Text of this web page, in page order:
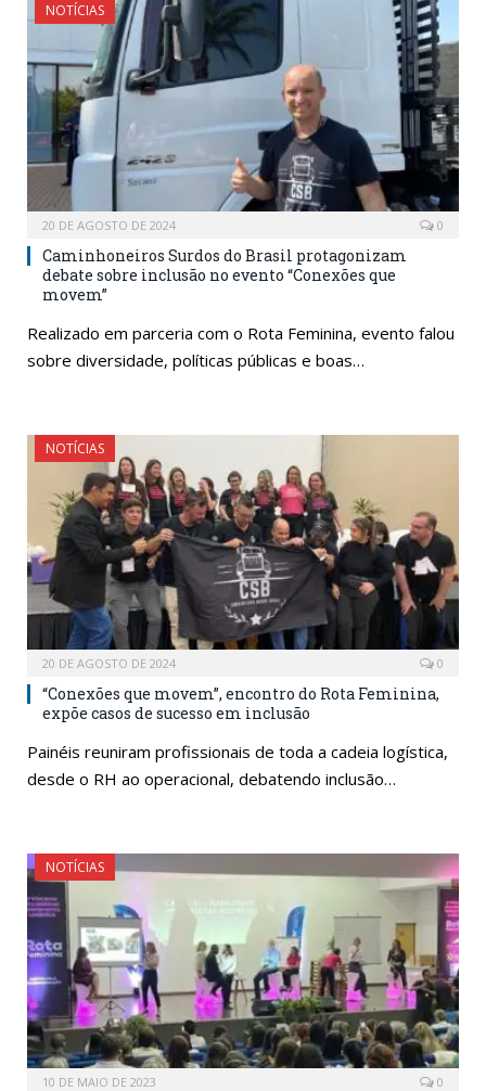
NOTÍCIAS
20 DE AGOSTO DE 2024 0
Caminhoneiros Surdos do Brasil protagonizam
debate sobre inclusão no evento “Conexões que
movem”
Realizado em parceria com o Rota Feminina, evento falou
sobre diversidade, políticas públicas e boas…
NOTÍCIAS
20 DE AGOSTO DE 2024 0
“Conexões que movem”, encontro do Rota Feminina,
expõe casos de sucesso em inclusão
Painéis reuniram profissionais de toda a cadeia logística,
desde o RH ao operacional, debatendo inclusão…
NOTÍCIAS
10 DE MAIO DE 2023 0